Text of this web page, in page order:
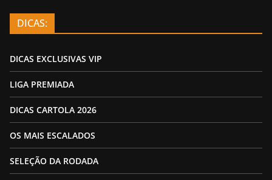
DICAS:
DICAS EXCLUSIVAS VIP
LIGA PREMIADA
DICAS CARTOLA 2026
OS MAIS ESCALADOS
SELEÇÃO DA RODADA